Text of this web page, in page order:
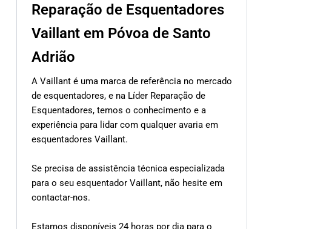
Reparação de Esquentadores
Vaillant em Póvoa de Santo
Adrião
A Vaillant é uma marca de referência no mercado
de esquentadores, e na Líder Reparação de
Esquentadores, temos o conhecimento e a
experiência para lidar com qualquer avaria em
esquentadores Vaillant.
Se precisa de assistência técnica especializada
para o seu esquentador Vaillant, não hesite em
contactar-nos.
Estamos disponíveis 24 horas por dia para o